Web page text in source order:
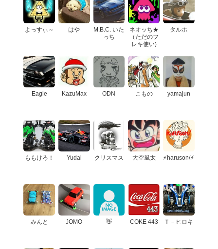
よっすぃ～ はや
M.B.C. いた
っち
ネオッち★
（ただのフ
レキ使い)
タルホ
Eagle KazuMax ODN こもの yamajun
ももけろ！ Yudai クリスマス 大空風太 ⚡️haruson/⚡️
みんと JOMO 👋 COKE 443 Ｔ－ヒロキ